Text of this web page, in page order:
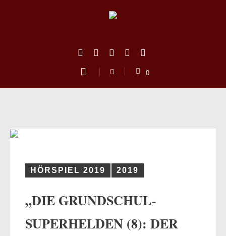
0
HÖRSPIEL 2019 2019
„DIE GRUNDSCHUL-
SUPERHELDEN (8): DER